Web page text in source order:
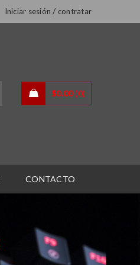
Iniciar sesión / contratar
$0.00 0
CONTACTO